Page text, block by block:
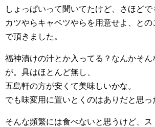
しょっぱいって聞いてたけど、さほどで
カツやらキャベツやらを用意せよ、との
で頂きました。
福神漬けの汁とか入ってる？なんかそ
が。具はほとんど無し、
五島軒の方が安くて美味しいかな。
でも味変用に置いとくのはありだと思っ
そんな頻繁には食べないと思うけど、ス